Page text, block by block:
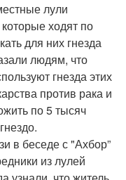
лули
ходят по
для них гнезда
людям, что
гнезда этих
против рака и
по 5 тысяч
в беседе с "Ахбор”
из лулей